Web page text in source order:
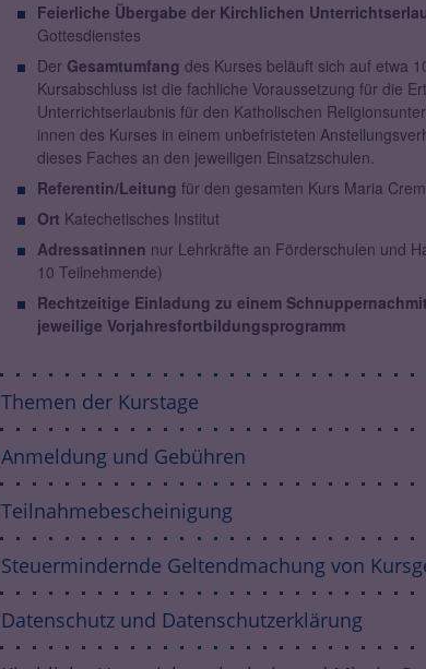
Feierliche Übergabe der Kirchlichen
Gottesdienstes
Der Gesamtumfang des Kurses beläuft sich auf etwa
Kursabschluss ist die fachliche Voraussetzung für die
Unterrichtserlaubnis für den Katholischen
innen des Kurses in einem unbefristeten
dieses Faches an den jeweiligen Einsatzschulen.
Referentin/Leitung für den gesamten Kurs Maria
Ort Katechetisches Institut
Adressatinnen nur Lehrkräfte an Förderschulen und
10 Teilnehmende)
Rechtzeitige Einladung zu einem
jeweilige Vorjahresfortbildungsprogramm
Themen der Kurstage
Anmeldung und Gebühren
Teilnahmebescheinigung
Steuermindernde Geltendmachung von
Datenschutz und Datenschutzerklärung